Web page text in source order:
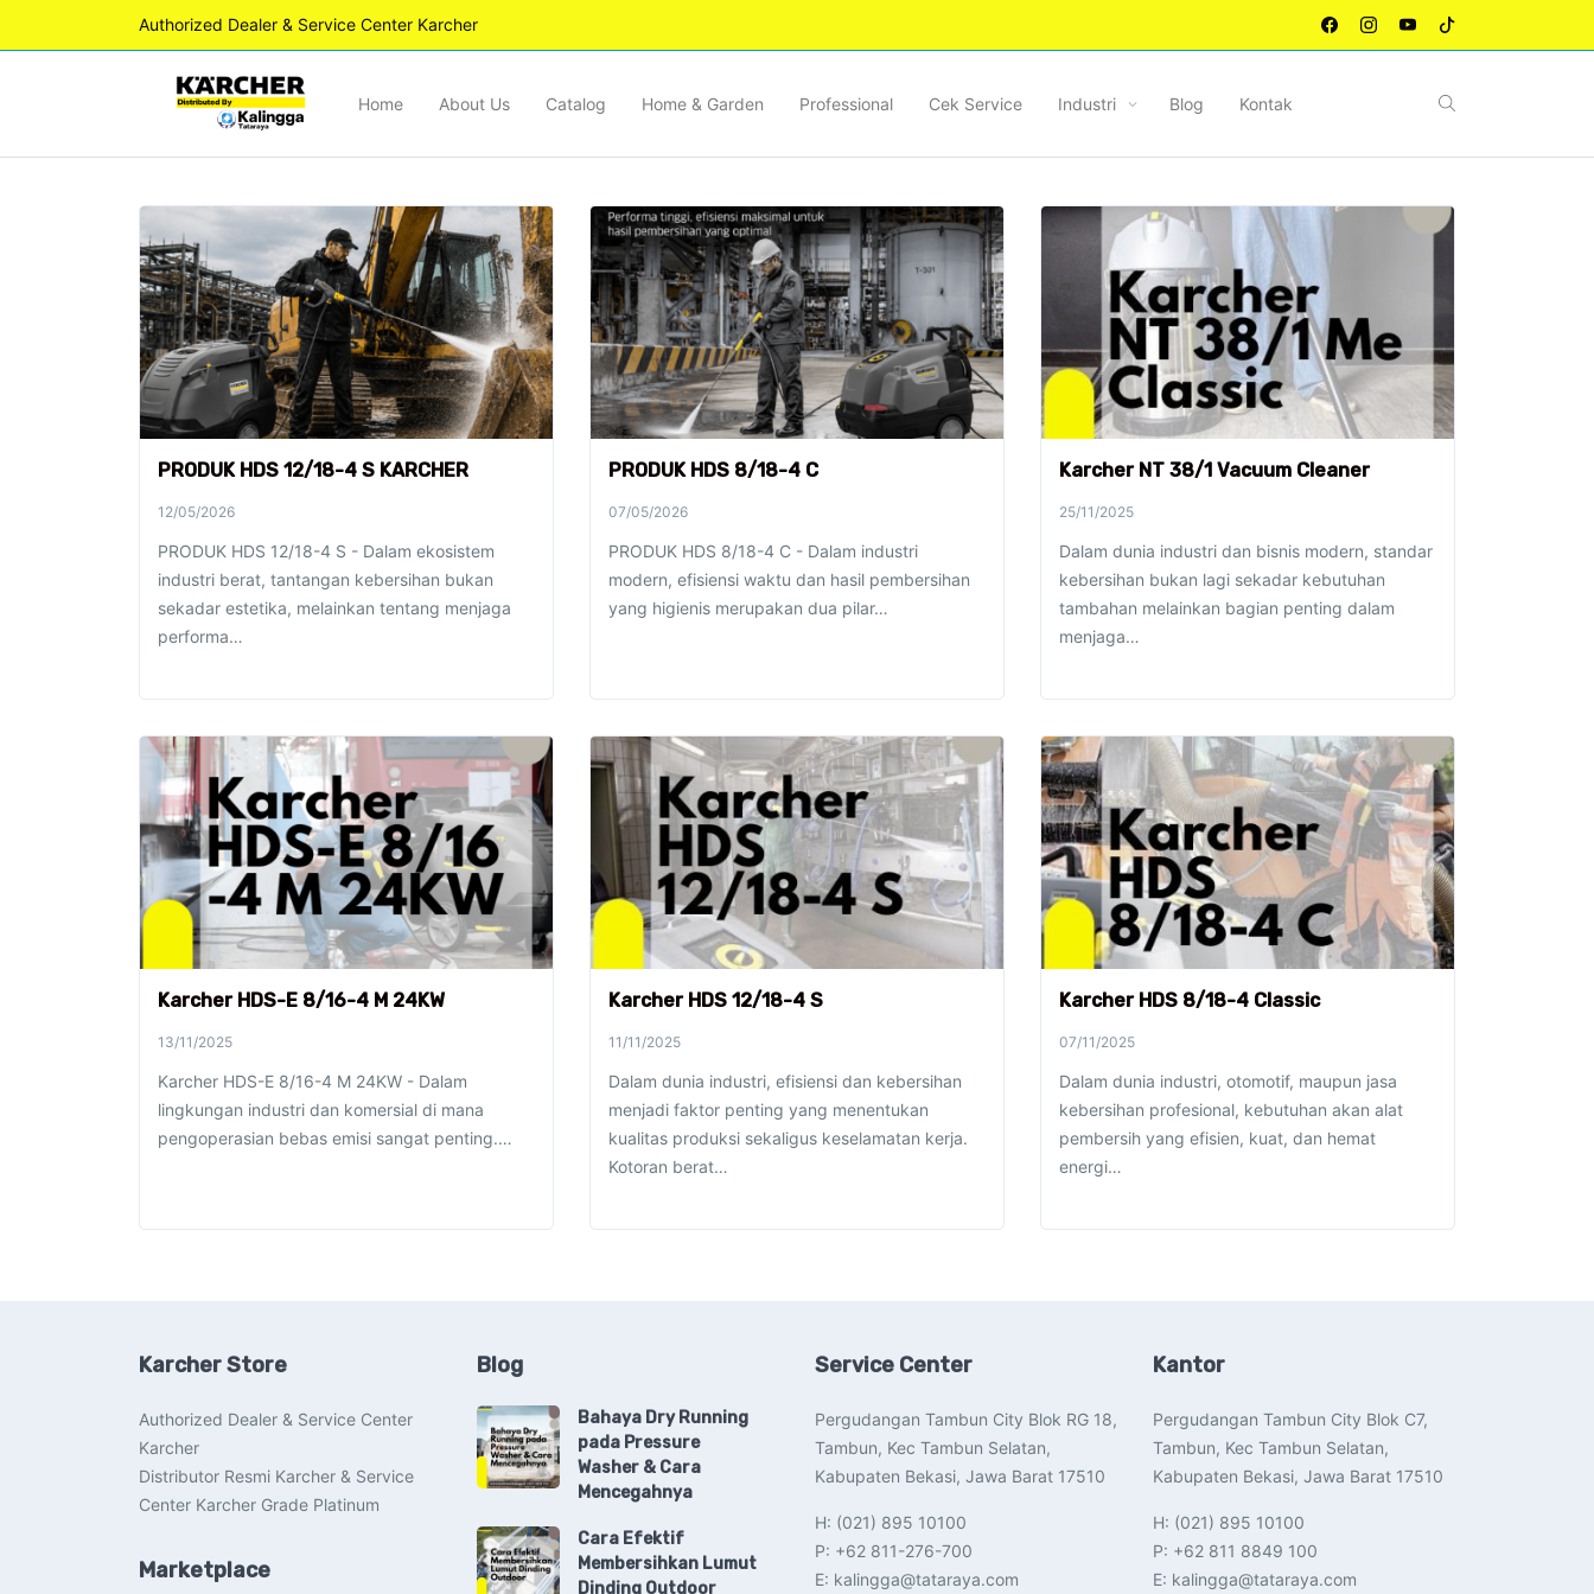
Authorized Dealer & Service Center Karcher
Home About Us Catalog Home & Garden Professional Cek Service Industri Blog Kontak
PRODUK HDS 12/18-4 S KARCHER
12/05/2026
PRODUK HDS 12/18-4 S - Dalam ekosistem
industri berat, tantangan kebersihan bukan
sekadar estetika, melainkan tentang menjaga
performa…
PRODUK HDS 8/18-4 C
07/05/2026
PRODUK HDS 8/18-4 C - Dalam industri
modern, efisiensi waktu dan hasil pembersihan
yang higienis merupakan dua pilar…
Karcher NT 38/1 Vacuum Cleaner
25/11/2025
Dalam dunia industri dan bisnis modern, standar
kebersihan bukan lagi sekadar kebutuhan
tambahan melainkan bagian penting dalam
menjaga…
Karcher HDS-E 8/16-4 M 24KW
13/11/2025
Karcher HDS-E 8/16-4 M 24KW - Dalam
lingkungan industri dan komersial di mana
pengoperasian bebas emisi sangat penting.…
Karcher HDS 12/18-4 S
11/11/2025
Dalam dunia industri, efisiensi dan kebersihan
menjadi faktor penting yang menentukan
kualitas produksi sekaligus keselamatan kerja.
Kotoran berat…
Karcher HDS 8/18-4 Classic
07/11/2025
Dalam dunia industri, otomotif, maupun jasa
kebersihan profesional, kebutuhan akan alat
pembersih yang efisien, kuat, dan hemat
energi…
Karcher Store
Authorized Dealer & Service Center
Karcher
Distributor Resmi Karcher & Service
Center Karcher Grade Platinum
Marketplace
Blog
Bahaya Dry Running
pada Pressure
Washer & Cara
Mencegahnya
Cara Efektif
Membersihkan Lumut
Dinding Outdoor
Service Center
Pergudangan Tambun City Blok RG 18,
Tambun, Kec Tambun Selatan,
Kabupaten Bekasi, Jawa Barat 17510​
H: (021) 895 10100
P: +62 811-276-700
E: kalingga@tataraya.com
Kantor
Pergudangan Tambun City Blok C7,
Tambun, Kec Tambun Selatan,
Kabupaten Bekasi, Jawa Barat 17510​
H: (021) 895 10100
P: +62 811 8849 100
E: kalingga@tataraya.com